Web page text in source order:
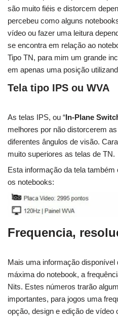
são muito fiéis e distorcem
percebeu como alguns
vídeo ou fazer uma leitura
se encontra em relação ao
Tipo TN, para mim um grande
em apenas uma posição
Tela tipo IPS ou WVA
As telas IPS, ou “In-Plane
melhores por não distorcerem
diferentes ângulos de visão.
muito superiores as telas de TN.
Esta informação da tela
os notebooks:
Frequencia,
Mais uma informação
máxima do notebook, a
Nits. Estes números trarão
importantes, para jogos uma
opção, design e edição de vídeo